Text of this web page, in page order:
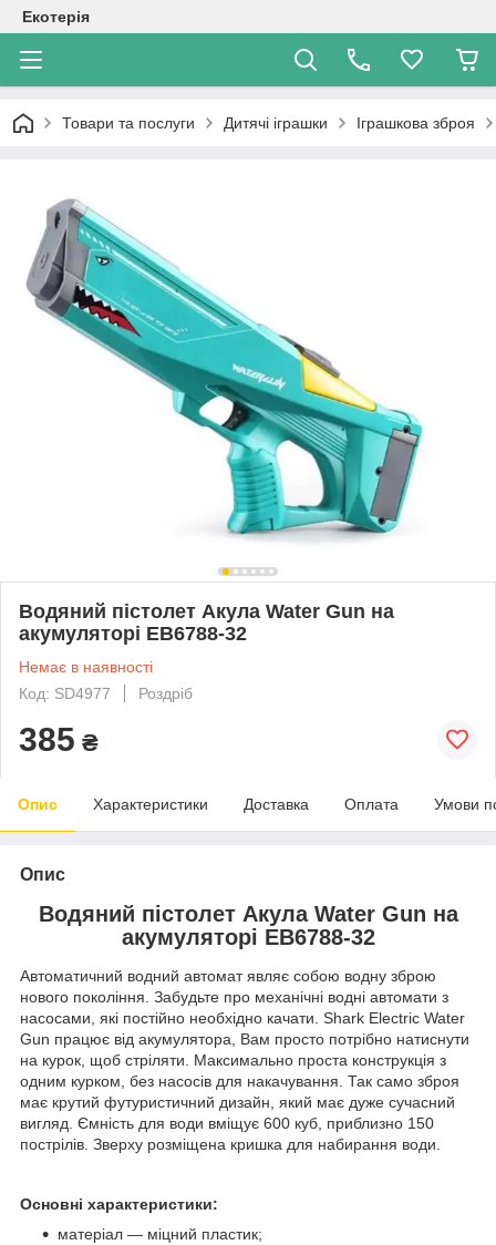
Екотерія
Товари та послуги Дитячі іграшки Іграшкова зброя
Водяний пістолет Акула Water Gun на
акумуляторі EB6788-32
Немає в наявності
Код: SD4977
Роздріб
385 ₴
Опис Характеристики Доставка Оплата Умови
Опис
Водяний пістолет Акула Water Gun на
акумуляторі EB6788-32
Автоматичний водний автомат являє собою водну зброю
нового покоління. Забудьте про механічні водні автомати з
насосами, які постійно необхідно качати. Shark Electric Water
Gun працює від акумулятора, Вам просто потрібно натиснути
на курок, щоб стріляти. Максимально проста конструкція з
одним курком, без насосів для накачування. Так само зброя
має крутий футуристичний дизайн, який має дуже сучасний
вигляд. Ємність для води вміщує 600 куб, приблизно 150
пострілів. Зверху розміщена кришка для набирання води.
Основні характеристики:
матеріал — міцний пластик;